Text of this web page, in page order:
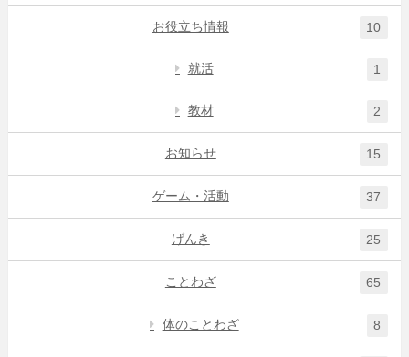
お役立ち情報 10
就活 1
教材 2
お知らせ 15
ゲーム・活動 37
げんき 25
ことわざ 65
体のことわざ 8